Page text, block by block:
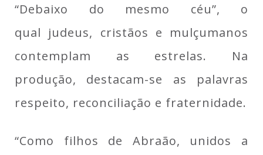
“Debaixo do mesmo céu”, o
qual judeus, cristãos e mulçumanos
contemplam as estrelas. Na
produção, destacam-se as palavras
respeito, reconciliação e fraternidade.
“Como filhos de Abraão, unidos a